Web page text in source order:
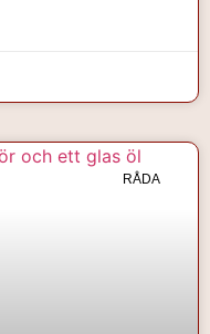
RÅDA